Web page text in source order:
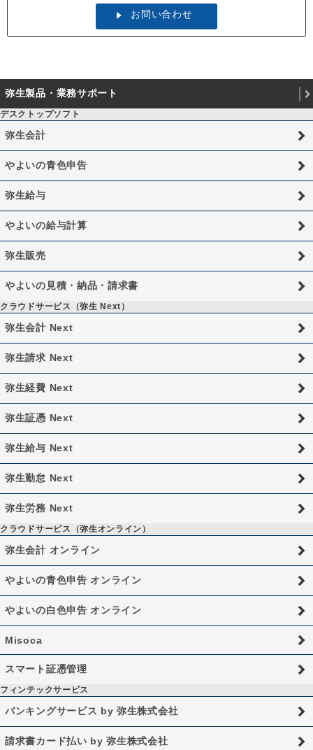
お問い合わせ
弥生製品・業務サポート
デスクトップソフト
弥生会計
やよいの青色申告
弥生給与
やよいの給与計算
弥生販売
やよいの見積・納品・請求書
クラウドサービス（弥生 Next）
弥生会計 Next
弥生請求 Next
弥生経費 Next
弥生証憑 Next
弥生給与 Next
弥生勤怠 Next
弥生労務 Next
クラウドサービス（弥生オンライン）
弥生会計 オンライン
やよいの青色申告 オンライン
やよいの白色申告 オンライン
Misoca
スマート証憑管理
フィンテックサービス
バンキングサービス by 弥生株式会社
請求書カード払い by 弥生株式会社